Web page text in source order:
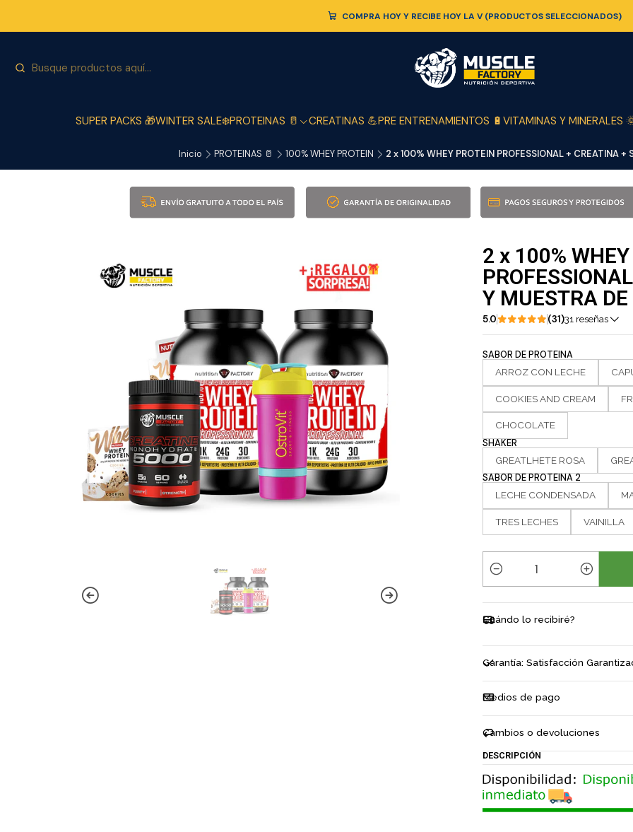
SUPER PACKS 🎁WINTER SALE❄️PROTEINAS 🥛 CREATINAS 💪PRE ENTRENAMIENTOS 🔋 VITAMINAS Y MINERALES
COMPRA HOY Y RECIBE HOY LA V (PRODUCTOS SELECCIONADOS)
Inicio PROTEINAS 🥛 100% WHEY PROTEIN 2 x 100% WHEY PROTEIN PROFESSIONAL + CREATINA +
2 x 100%
Y MUESTRA DE
5.0 (31)31 reseñas
SABOR DE PROTEINA
ARROZ CON LECHE
COOKIES AND CREAM
CHOCOLATE
SHAKER
GREATLHETE ROSA
SABOR DE PROTEINA 2
LECHE CONDENSADA
TRES LECHES VAINILLA
t
i
d
a
d
Cuándo lo recibiré?
Garantía: Satisfacción
Medios de pago
Cambios o devoluciones
DESCRIPCIÓN